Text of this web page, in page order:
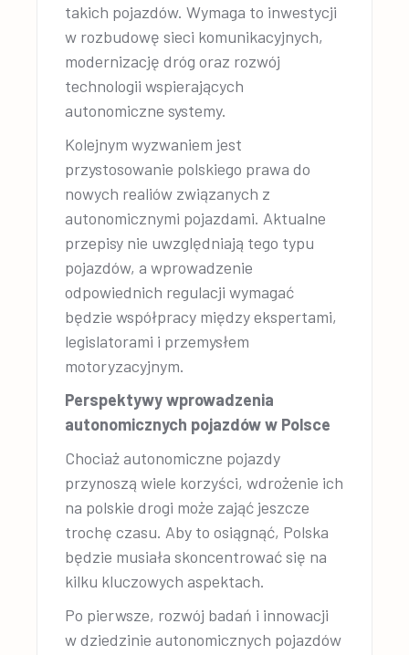
takich pojazdów. Wymaga to inwestycji
w rozbudowę sieci komunikacyjnych,
modernizację dróg oraz rozwój
technologii wspierających
autonomiczne systemy.
Kolejnym wyzwaniem jest
przystosowanie polskiego prawa do
nowych realiów związanych z
autonomicznymi pojazdami. Aktualne
przepisy nie uwzględniają tego typu
pojazdów, a wprowadzenie
odpowiednich regulacji wymagać
będzie współpracy między ekspertami,
legislatorami i przemysłem
motoryzacyjnym.
Perspektywy wprowadzenia
autonomicznych pojazdów w Polsce
Chociaż autonomiczne pojazdy
przynoszą wiele korzyści, wdrożenie ich
na polskie drogi może zająć jeszcze
trochę czasu. Aby to osiągnąć, Polska
będzie musiała skoncentrować się na
kilku kluczowych aspektach.
Po pierwsze, rozwój badań i innowacji
w dziedzinie autonomicznych pojazdów